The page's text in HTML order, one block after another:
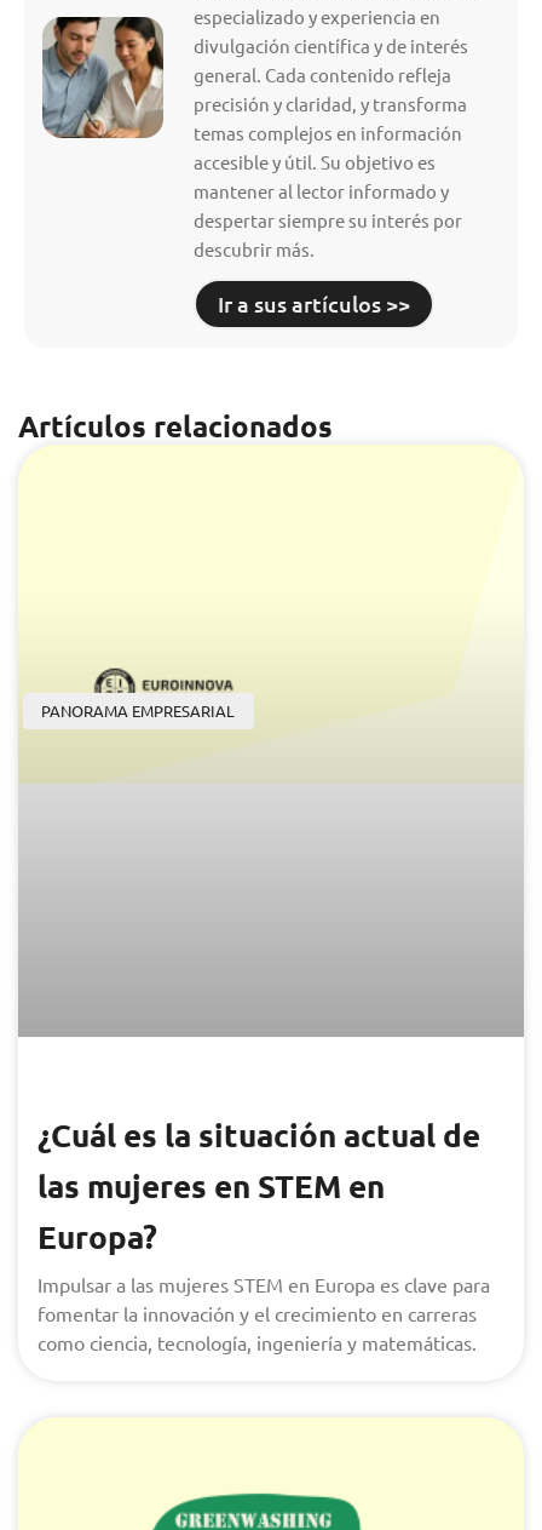
especializado y experiencia en
divulgación científica y de interés
general. Cada contenido refleja
precisión y claridad, y transforma
temas complejos en información
accesible y útil. Su objetivo es
mantener al lector informado y
despertar siempre su interés por
descubrir más.
Ir a sus artículos >>
Artículos relacionados
PANORAMA EMPRESARIAL
¿Cuál es la situación actual de
las mujeres en STEM en
Europa?
Impulsar a las mujeres STEM en Europa es clave para
fomentar la innovación y el crecimiento en carreras
como ciencia, tecnología, ingeniería y matemáticas.